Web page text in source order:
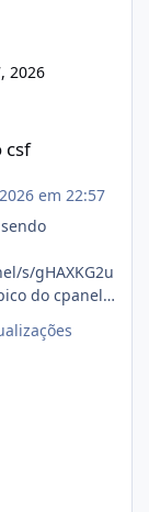
2026
csf
em 22:57
s/gHAXKG2u
do cpanel...